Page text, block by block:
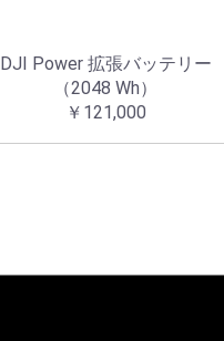
DJI Power 拡張バッテリー
（2048 Wh）
￥121,000